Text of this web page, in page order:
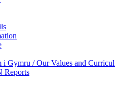
Gymru / Our Values and
Reports